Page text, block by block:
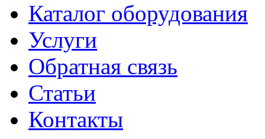
Каталог оборудования
Услуги
Обратная связь
Статьи
Контакты